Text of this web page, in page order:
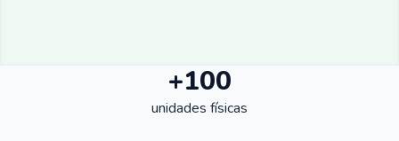
+100
unidades físicas